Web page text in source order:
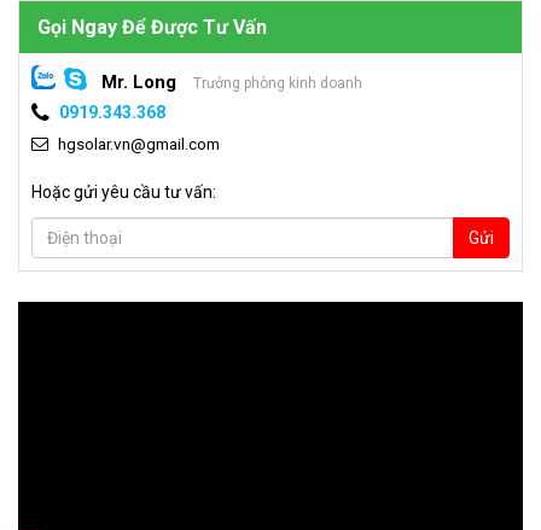
Gọi Ngay Để Được Tư Vấn
Mr. Long Trưởng phòng kinh doanh
0919.343.368
hgsolar.vn@gmail.com
Hoặc gửi yêu cầu tư vấn:
Gửi